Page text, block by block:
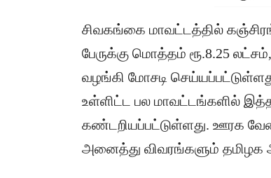
சிவகங்கை மாவட்டத்தில்
பேருக்கு மொத்தம் ரூ.8.25
வழங்கி மோசடி செய்யப்பட்டுள்ளது.
உள்ளிட்ட பல மாவட்டங்களில்
கண்டறியப்பட்டுள்ளது. ஊரக
அனைத்து விவரங்களும் தமிழக